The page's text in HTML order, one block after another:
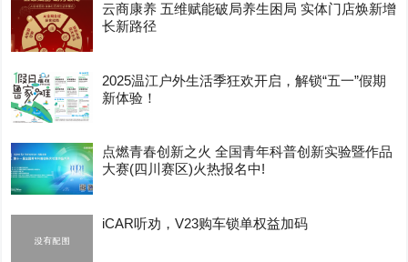
云商康养 五维赋能破局养生困局 实体门店焕新增
长新路径
2025温江户外生活季狂欢开启，解锁“五一”假期
新体验！
点燃青春创新之火 全国青年科普创新实验暨作品
大赛(四川赛区)火热报名中!
iCAR听劝，V23购车锁单权益加码